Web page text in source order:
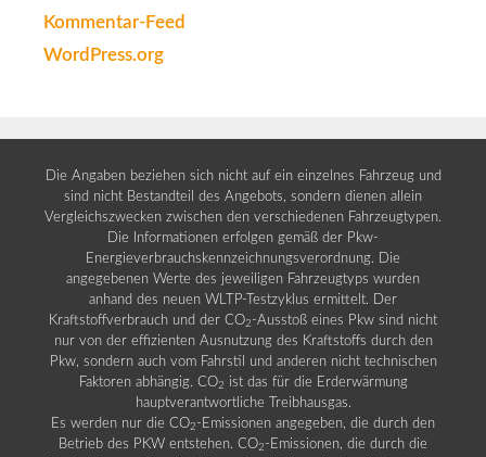
Kommentar-Feed
WordPress.org
Die Angaben beziehen sich nicht auf ein einzelnes Fahrzeug und
sind nicht Bestandteil des Angebots, sondern dienen allein
Vergleichszwecken zwischen den verschiedenen Fahrzeugtypen.
Die Informationen erfolgen gemäß der Pkw-
Energieverbrauchskennzeichnungsverordnung. Die
angegebenen Werte des jeweiligen Fahrzeugtyps wurden
anhand des neuen WLTP-Testzyklus ermittelt. Der
Kraftstoffverbrauch und der CO2 -Ausstoß eines Pkw sind nicht
nur von der effizienten Ausnutzung des Kraftstoffs durch den
Pkw, sondern auch vom Fahrstil und anderen nicht technischen
Faktoren abhängig. CO2 ist das für die Erderwärmung
hauptverantwortliche Treibhausgas.
Es werden nur die CO2 -Emissionen angegeben, die durch den
Betrieb des PKW entstehen. CO2 -Emissionen, die durch die